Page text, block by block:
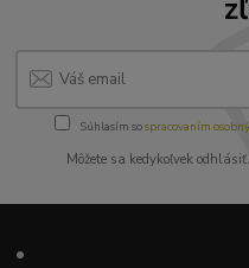
Súhlasím sospracovaním
Môžete sa kedykoľvek
•